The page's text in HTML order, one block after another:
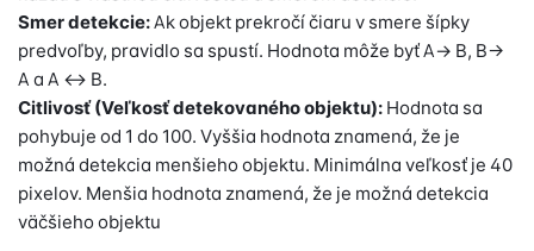
Smer detekcie:Ak objekt prekročí čiaru v smere šípky
predvoľby, pravidlo sa spustí. Hodnota môže byť A-> B, B->
A a A <-> B.
Citlivosť (Veľkosť detekovaného objektu):Hodnota sa
pohybuje od 1 do 100. Vyššia hodnota znamená, že je
možná detekcia menšieho objektu. Minimálna veľkosť je 40
pixelov. Menšia hodnota znamená, že je možná detekcia
väčšieho objektu